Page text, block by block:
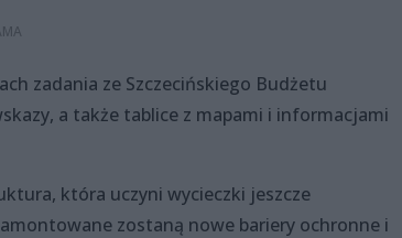
zadania ze Szczecińskiego Budżetu
a także tablice z mapami i informacjami
która uczyni wycieczki jeszcze
zostaną nowe bariery ochronne i